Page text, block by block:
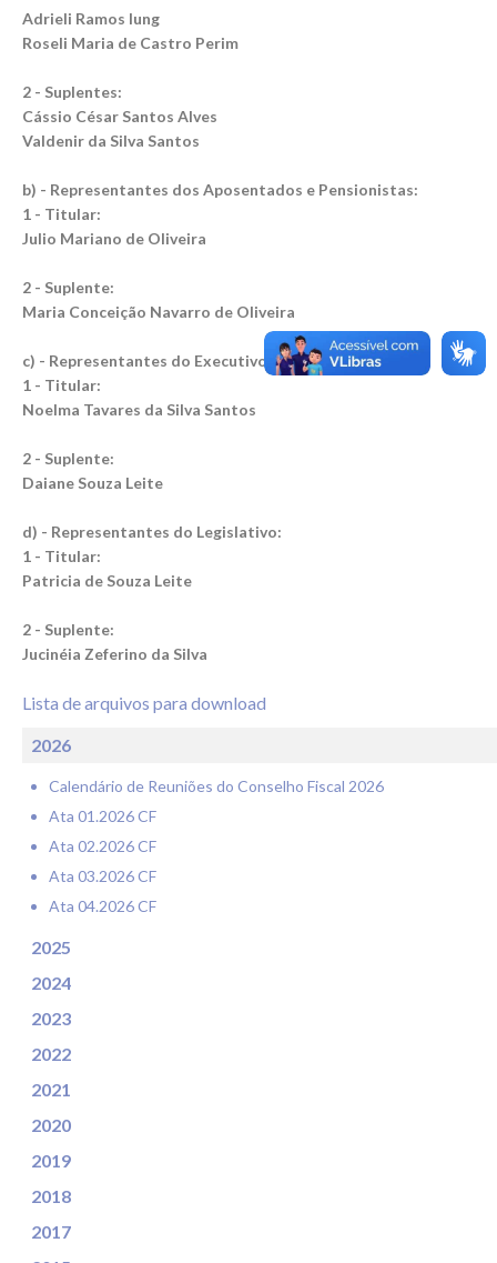
Adrieli Ramos Iung
Roseli Maria de Castro Perim
2 - Suplentes:
Cássio César Santos Alves
Valdenir da Silva Santos
b) - Representantes dos Aposentados e Pensionistas:
1 - Titular:
Julio Mariano de Oliveira
2 - Suplente:
Maria Conceição Navarro de Oliveira
c) - Representantes do Executivo:
1 - Titular:
Noelma Tavares da Silva Santos
2 - Suplente:
Daiane Souza Leite
d) - Representantes do Legislativo:
1 - Titular:
Patricia de Souza Leite
2 - Suplente:
Jucinéia Zeferino da Silva
Lista de arquivos para download
2026
Calendário de Reuniões do Conselho Fiscal 2026
Ata 01.2026 CF
Ata 02.2026 CF
Ata 03.2026 CF
Ata 04.2026 CF
2025
2024
2023
2022
2021
2020
2019
2018
2017